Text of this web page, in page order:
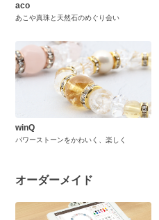
aco
あこや真珠と天然石のめぐり会い
winQ
パワーストーンをかわいく、楽しく
オーダーメイド